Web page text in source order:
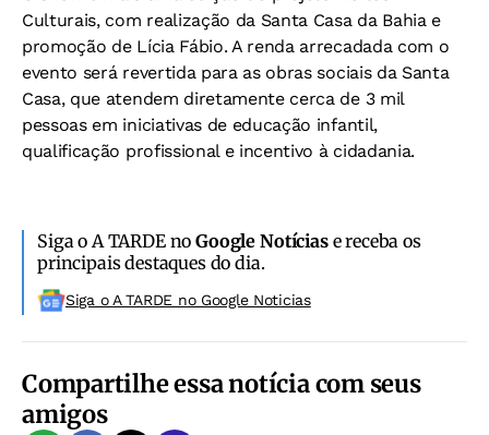
Culturais, com realização da Santa Casa da Bahia e
promoção de Lícia Fábio. A renda arrecadada com o
evento será revertida para as obras sociais da Santa
Casa, que atendem diretamente cerca de 3 mil
pessoas em iniciativas de educação infantil,
qualificação profissional e incentivo à cidadania.
Siga o A TARDE noGoogle Notíciase receba os
principais destaques do dia.
Siga o A TARDE no Google Noticias
Compartilhe essa notícia com seus
amigos